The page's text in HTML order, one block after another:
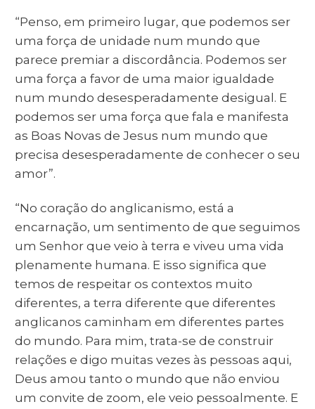
“Penso, em primeiro lugar, que podemos ser
uma força de unidade num mundo que
parece premiar a discordância. Podemos ser
uma força a favor de uma maior igualdade
num mundo desesperadamente desigual. E
podemos ser uma força que fala e manifesta
as Boas Novas de Jesus num mundo que
precisa desesperadamente de conhecer o seu
amor”.
“No coração do anglicanismo, está a
encarnação, um sentimento de que seguimos
um Senhor que veio à terra e viveu uma vida
plenamente humana. E isso significa que
temos de respeitar os contextos muito
diferentes, a terra diferente que diferentes
anglicanos caminham em diferentes partes
do mundo. Para mim, trata-se de construir
relações e digo muitas vezes às pessoas aqui,
Deus amou tanto o mundo que não enviou
um convite de zoom, ele veio pessoalmente. E